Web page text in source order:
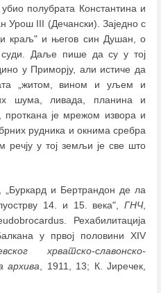
полубрата Константина и
Урош III (Дечански). Заједно с
краљ" и његов син Душан, о
суди. Даље пише да су у тој
у Приморју, али истиче да
„житом, вином и уљем и
шума, ливада, планина и
проткана је мрежом извора и
рудника и окнима сребра
речју у тој земљи је све што
и Бертрандон де ла
14. и 15. века", ГНЧ,
Рехабилитација
у првој половини XIV
хрватско-славонско-
архива , 1911, 13; К. Јиречек,